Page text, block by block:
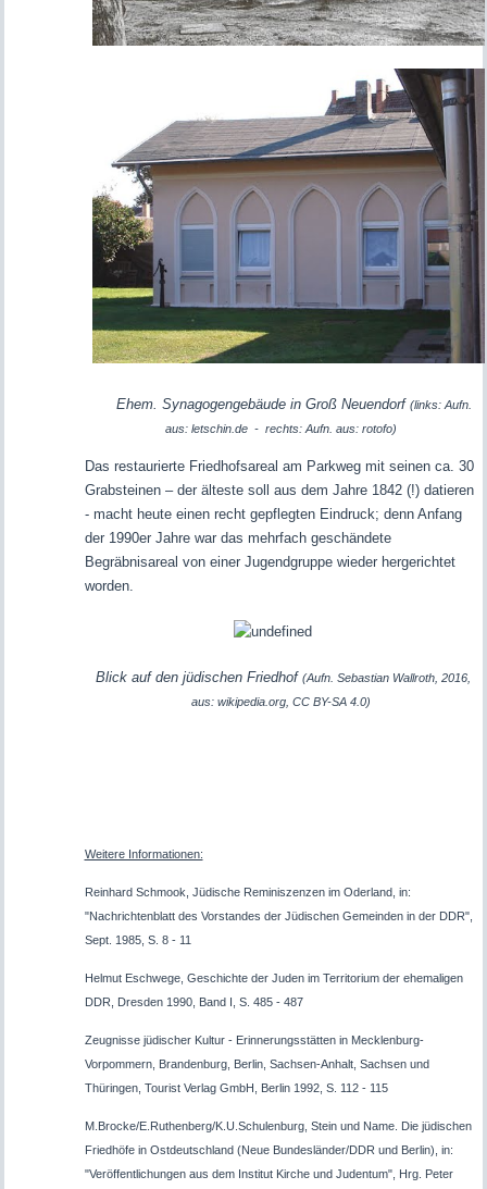
Ehem. Synagogengebäude in Groß Neuendorf (links: Aufn.
aus: letschin.de - rechts: Aufn. aus: rotofo)
Das restaurierte Friedhofsareal am Parkweg mit seinen ca. 30
Grabsteinen – der älteste soll aus dem Jahre 1842 (!) datieren
- macht heute einen recht gepflegten Eindruck; denn Anfang
der 1990er Jahre war das mehrfach geschändete
Begräbnisareal von einer Jugendgruppe wieder hergerichtet
worden.
Blick auf den jüdischen Friedhof (Aufn. Sebastian Wallroth, 2016,
aus: wikipedia.org, CC BY-SA 4.0)
Weitere Informationen:
Reinhard Schmook, Jüdische Reminiszenzen im Oderland, in:
"Nachrichtenblatt des Vorstandes der Jüdischen Gemeinden in der DDR",
Sept. 1985, S. 8 - 11
Helmut Eschwege, Geschichte der Juden im Territorium der ehemaligen
DDR, Dresden 1990, Band I, S. 485 - 487
Zeugnisse jüdischer Kultur - Erinnerungsstätten in Mecklenburg-
Vorpommern, Brandenburg, Berlin, Sachsen-Anhalt, Sachsen und
Thüringen, Tourist Verlag GmbH, Berlin 1992, S. 112 - 115
M.Brocke/E.Ruthenberg/K.U.Schulenburg, Stein und Name. Die jüdischen
Friedhöfe in Ostdeutschland (Neue Bundesländer/DDR und Berlin), in:
"Veröffentlichungen aus dem Institut Kirche und Judentum", Hrg. Peter